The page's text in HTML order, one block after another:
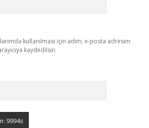
kullanılması için adım, e-posta adresim
kaydedilsin.